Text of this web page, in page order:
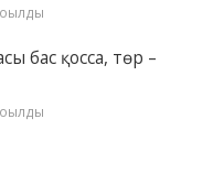
бас қосса, төр –